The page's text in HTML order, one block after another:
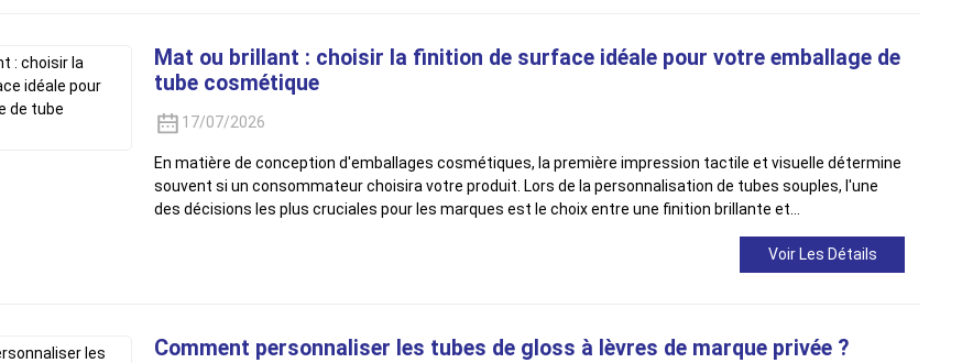
Mat ou brillant : choisir la finition de surface idéale pour votre emballage de
tube cosmétique
17/07/2026
En matière de conception d'emballages cosmétiques, la première impression tactile et visuelle détermine
souvent si un consommateur choisira votre produit. Lors de la personnalisation de tubes souples, l'une
des décisions les plus cruciales pour les marques est le choix entre une finition brillante et…
Voir Les Détails
Comment personnaliser les tubes de gloss à lèvres de marque privée ?